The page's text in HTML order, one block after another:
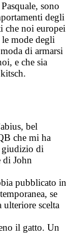
sono
degli
che noi europei
mode degli
di armarsi
e che sia
bel
che mi ha
giudizio di
di John
pubblicato in
se
scelta
il gatto. Un